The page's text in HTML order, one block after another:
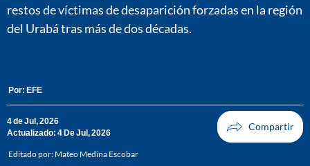
restos de víctimas de desaparición forzadas en la región
del Urabá tras más de dos décadas.
Por: EFE
4 de Jul, 2026
Actualizado: 4 De Jul, 2026
Editado por: Mateo Medina Escobar